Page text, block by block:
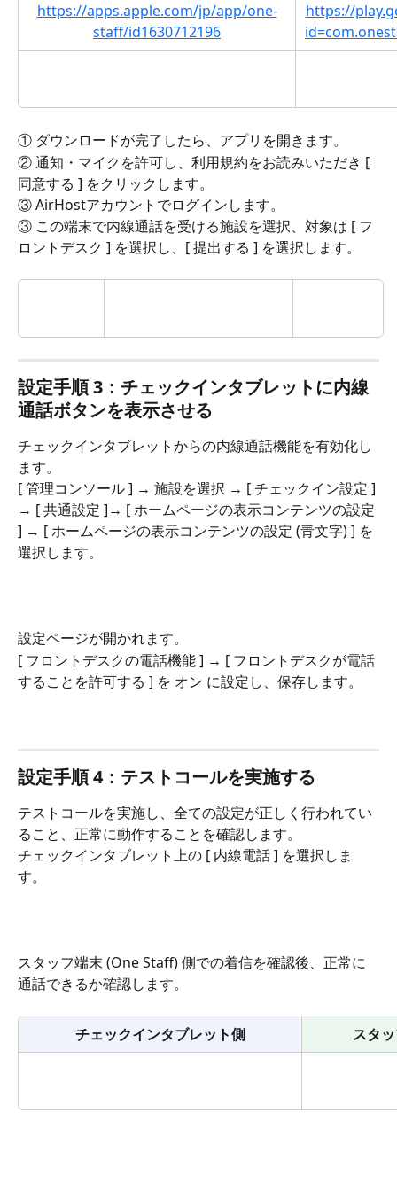
https://apps.apple.com/jp/app/one-
staff/id1630712196
https://
① ダウンロードが完了したら、アプリを開きます。
② 通知・マイクを許可し、利用規約をお読みいただき [
同意する ] をクリックします。
③ AirHostアカウントでログインします。
③ この端末で内線通話を受ける施設を選択、対象は [ フ
ロントデスク ] を選択し、[ 提出する ] を選択します。
設定手順 3：チェックインタブレットに内線
通話ボタンを表示させる
チェックインタブレットからの内線通話機能を有効化し
ます。
[ 管理コンソール ] → 施設を選択 → [ チェックイン設定 ]
→ [ 共通設定 ]→ [ ホームページの表示コンテンツの設定
] → [ ホームページの表示コンテンツの設定 (青文字) ] を
選択します。
設定ページが開かれます。
[ フロントデスクの電話機能 ] → [ フロントデスクが電話
することを許可する ] を オン に設定し、保存します。
設定手順 4：テストコールを実施する
テストコールを実施し、全ての設定が正しく行われてい
ること、正常に動作することを確認します。
チェックインタブレット上の [ 内線電話 ] を選択しま
す。
スタッフ端末 (One Staff) 側での着信を確認後、正常に
通話できるか確認します。
チェックインタブレット側 スタ